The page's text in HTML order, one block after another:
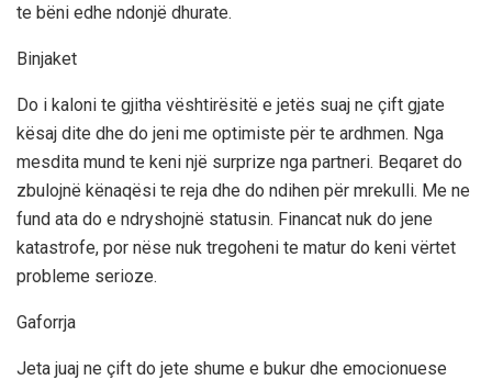
te bëni edhe ndonjë dhurate.
Binjaket
Do i kaloni te gjitha vështirësitë e jetës suaj ne çift gjate
kësaj dite dhe do jeni me optimiste për te ardhmen. Nga
mesdita mund te keni një surprize nga partneri. Beqaret do
zbulojnë kënaqësi te reja dhe do ndihen për mrekulli. Me ne
fund ata do e ndryshojnë statusin. Financat nuk do jene
katastrofe, por nëse nuk tregoheni te matur do keni vërtet
probleme serioze.
Gaforrja
Jeta juaj ne çift do jete shume e bukur dhe emocionuese